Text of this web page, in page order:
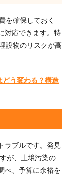
を確保しておく
対応できます。特
設物のリスクが高
どう変わる？構造
ラブルです。発見
が、土壌汚染の
べ、予算に余裕を